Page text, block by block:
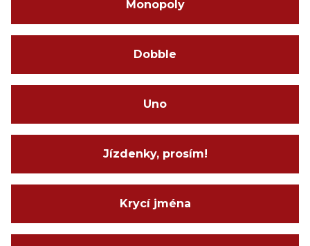
Monopoly
Dobble
Uno
Jízdenky, prosím!
Krycí jména